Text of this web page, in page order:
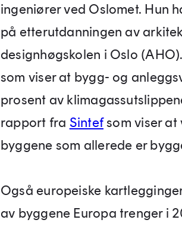
ingeniører ved Oslomet. Hun
på etterutdanningen av
designhøgskolen i Oslo
som viser at bygg- og
prosent av
rapport fra Sintefsom viser at
byggene som allerede er
Også europeiske
av byggene Europa trenger i